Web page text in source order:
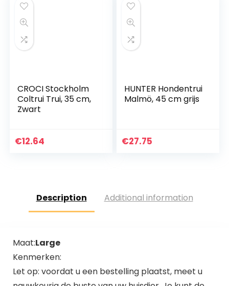
Grijs)
CROCI Stockholm
Coltrui Trui, 35 cm,
Zwart
€12.64
HUNTER Hondentrui
Malmö, 45 cm grijs
€27.75
Description Additional information
Maat:Large
Kenmerken:
Let op: voordat u een bestelling plaatst, meet u